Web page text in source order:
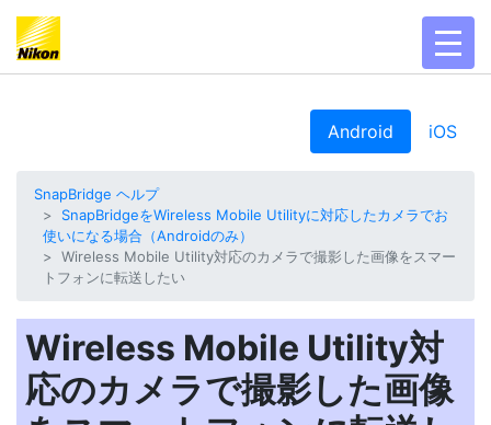
Android iOS
SnapBridge ヘルプ
SnapBridgeをWireless Mobile Utilityに対応したカメラでお
使いになる場合（Androidのみ）
Wireless Mobile Utility対応のカメラで撮影した画像をスマー
トフォンに転送したい
Wireless Mobile Utility対
応のカメラで撮影した画像